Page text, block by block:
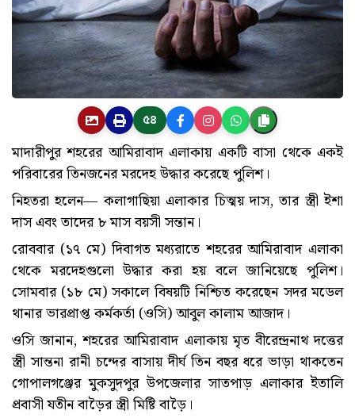
৫৪
মাদারীপুর শহরের আমিরাবাদ এলাকায় একটি বাসা থেকে একই
পরিবারের তিনজনের মরদেহ উদ্ধার করেছে পুলিশ।
নিহতরা হলেন— কলাগাছিয়া এলাকার চিত্ময় দাস, তার স্ত্রী ইশা
দাস এবং তাদের ৮ মাস বয়সী সন্তান।
রোববার (১৭ মে) দিবাগত মধ্যরাতে শহরের আমিরাবাদ এলাকা
থেকে মরদেহগুলো উদ্ধার করা হয় বলে জানিয়েছে পুলিশ।
সোমবার (১৮ মে) সকালে বিষয়টি নিশ্চিত করেছেন সদর মডেল
থানার ভারপ্রাপ্ত কর্মকর্তা (ওসি) আবুল কালাম আজাদ।
ওসি জানান, শহরের আমিরাবাদ এলাকায় মৃত বীরেন্দ্রনাথ দত্তের
স্ত্রী সান্তনা রানী চন্দের বাসায় দীর্ঘ তিন বছর ধরে ভাড়া থাকতেন
গোপালগঞ্জের মুকসুদপুর উপজেলার সাতপাড় এলাকার ইতালি
প্রবাসী যতীন বাড়ৈর স্ত্রী মিষ্টি বাড়ৈ।